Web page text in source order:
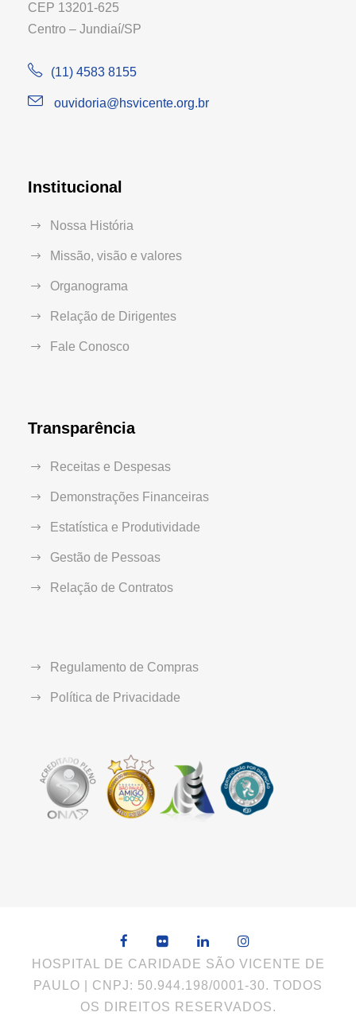
CEP 13201-625
Centro – Jundiaí/SP
(11) 4583 8155
ouvidoria@hsvicente.org.br
Institucional
Nossa História
Missão, visão e valores
Organograma
Relação de Dirigentes
Fale Conosco
Transparência
Receitas e Despesas
Demonstrações Financeiras
Estatística e Produtividade
Gestão de Pessoas
Relação de Contratos
Regulamento de Compras
Política de Privacidade
HOSPITAL DE CARIDADE SÃO VICENTE DE
PAULO | CNPJ: 50.944.198/0001-30. TODOS
OS DIREITOS RESERVADOS.